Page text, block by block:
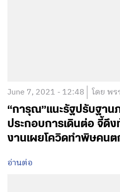
June 7, 2021 - 12:48 โดย พร
“การุณ”แนะรัฐปรับฐาน
ประกอบการเดินต่อ จี้ดึ
งานเผยโควิดทำพิษคนต
อ่านต่อ